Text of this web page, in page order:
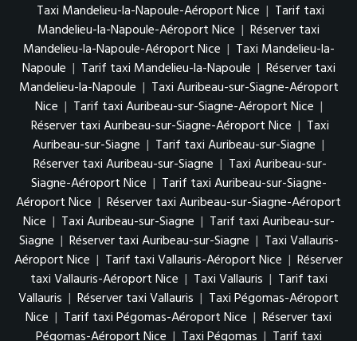
Taxi Mandelieu-la-Napoule-Aéroport Nice | Tarif taxi
Mandelieu-la-Napoule-Aéroport Nice | Réserver taxi
Mandelieu-la-Napoule-Aéroport Nice | Taxi Mandelieu-la-
Napoule | Tarif taxi Mandelieu-la-Napoule | Réserver taxi
Mandelieu-la-Napoule | Taxi Auribeau-sur-Siagne-Aéroport
Nice | Tarif taxi Auribeau-sur-Siagne-Aéroport Nice |
Réserver taxi Auribeau-sur-Siagne-Aéroport Nice | Taxi
Auribeau-sur-Siagne | Tarif taxi Auribeau-sur-Siagne |
Réserver taxi Auribeau-sur-Siagne | Taxi Auribeau-sur-
Siagne-Aéroport Nice | Tarif taxi Auribeau-sur-Siagne-
Aéroport Nice | Réserver taxi Auribeau-sur-Siagne-Aéroport
Nice | Taxi Auribeau-sur-Siagne | Tarif taxi Auribeau-sur-
Siagne | Réserver taxi Auribeau-sur-Siagne | Taxi Vallauris-
Aéroport Nice | Tarif taxi Vallauris-Aéroport Nice | Réserver
taxi Vallauris-Aéroport Nice | Taxi Vallauris | Tarif taxi
Vallauris | Réserver taxi Vallauris | Taxi Pégomas-Aéroport
Nice | Tarif taxi Pégomas-Aéroport Nice | Réserver taxi